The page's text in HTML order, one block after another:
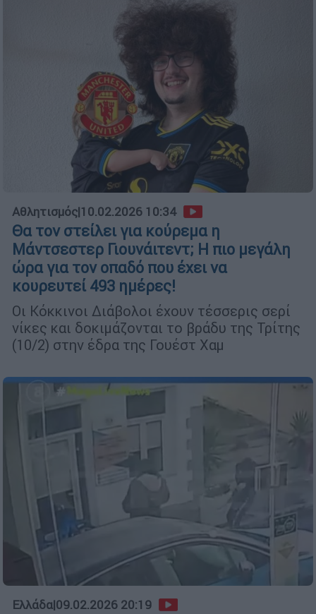
Αθλητισμός|10.02.2026 10:34
Θα τον στείλει για κούρεμα η
Μάντσεστερ Γιουνάιτεντ; Η πιο μεγάλη
ώρα για τον οπαδό που έχει να
κουρευτεί 493 ημέρες!
Οι Κόκκινοι Διάβολοι έχουν τέσσερις σερί
νίκες και δοκιμάζονται το βράδυ της Τρίτης
(10/2) στην έδρα της Γουέστ Χαμ
Ελλάδα|09.02.2026 20:19